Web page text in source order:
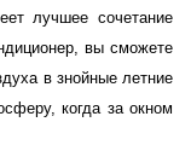
лучшее сочетание
вы сможете
в знойные летние
когда за окном